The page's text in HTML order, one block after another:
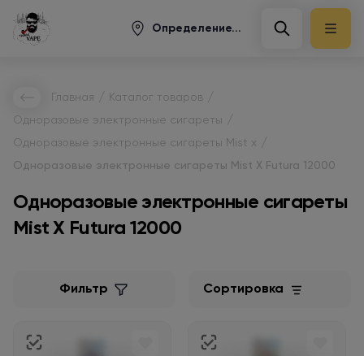
Определение...
Главная Каталог товаров
Одноразовые электронные сигареты
Одноразовые электронные сигареты Mist x
Одноразовые электронные сигареты Mist X Futura 12000
Одноразовые электронные сигареты
Mist X Futura 12000
Фильтр Сортировка